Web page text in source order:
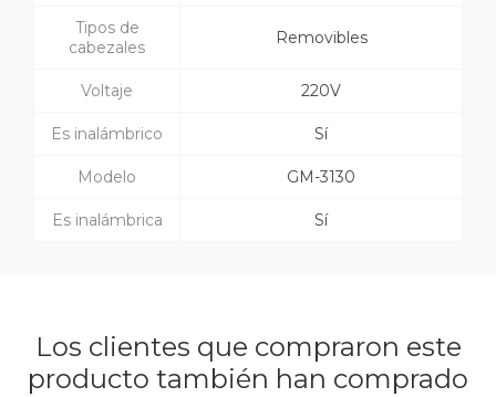
Tipos de
cabezales
Removibles
Voltaje 220V
Es inalámbrico Sí
Modelo GM-3130
Es inalámbrica Sí
Los clientes que compraron este
producto también han comprado